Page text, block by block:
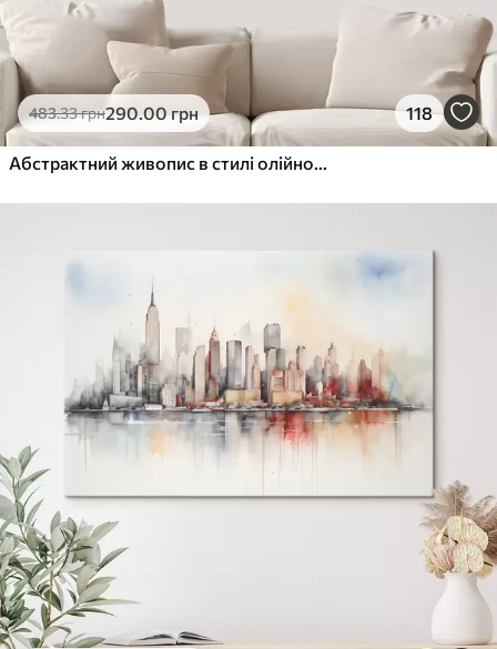
483.33грн290.00грн 118
Абстрактний живопис в стилі олійного живопису